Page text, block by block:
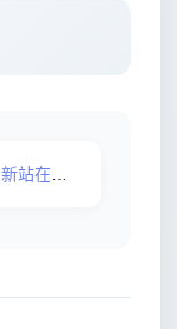
新站在进行seo优化时有哪些技巧？